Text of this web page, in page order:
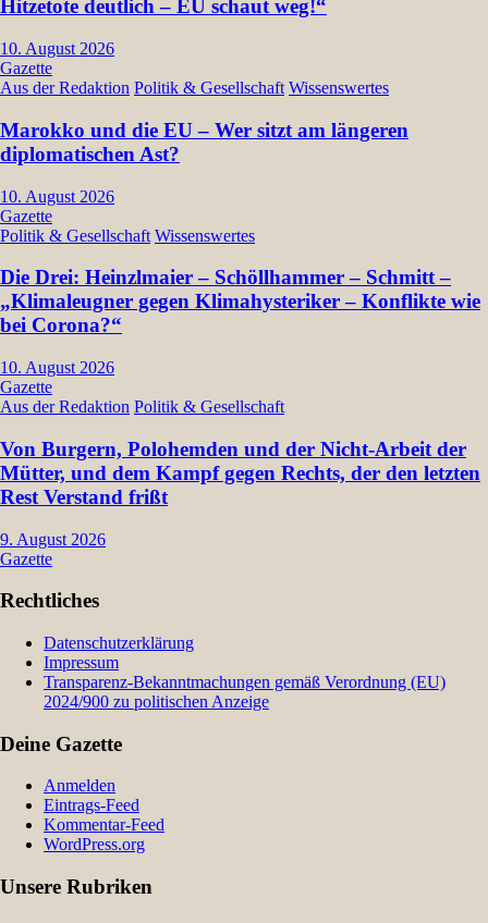
Hitzetote deutlich – EU schaut weg!“
10. August 2026
Gazette
Aus der Redaktion Politik & Gesellschaft Wissenswertes
Marokko und die EU – Wer sitzt am längeren
diplomatischen Ast?
10. August 2026
Gazette
Politik & Gesellschaft Wissenswertes
Die Drei: Heinzlmaier – Schöllhammer – Schmitt –
„Klimaleugner gegen Klimahysteriker – Konflikte wie
bei Corona?“
10. August 2026
Gazette
Aus der Redaktion Politik & Gesellschaft
Von Burgern, Polohemden und der Nicht-Arbeit der
Mütter, und dem Kampf gegen Rechts, der den letzten
Rest Verstand frißt
9. August 2026
Gazette
Rechtliches
Datenschutzerklärung
Impressum
Transparenz-Bekanntmachungen gemäß Verordnung (EU)
2024/900 zu politischen Anzeige
Deine Gazette
Anmelden
Eintrags-Feed
Kommentar-Feed
WordPress.org
Unsere Rubriken